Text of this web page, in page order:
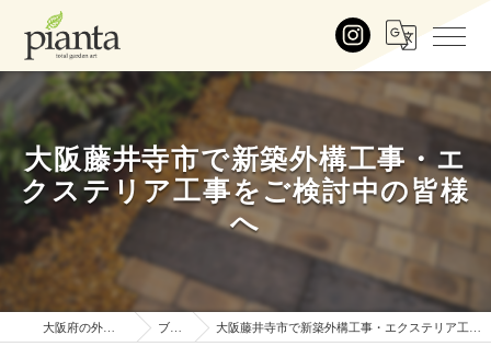
Menu
大阪藤井寺市で新築外構工事・エ
クステリア工事をご検討中の皆様
へ
大阪府の外構はpianta ブログ 大阪藤井寺市で新築外構工事・エクステリア工事をご検討中の皆様へ